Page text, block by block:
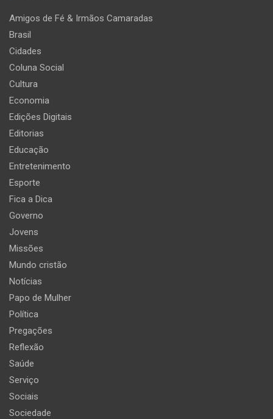
Amigos de Fé & Irmãos Camaradas
Brasil
Cidades
Coluna Social
Cultura
Economia
Edições Digitais
Editorias
Educação
Entretenimento
Esporte
Fica a Dica
Governo
Jovens
Missões
Mundo cristão
Notícias
Papo de Mulher
Política
Pregações
Reflexão
Saúde
Serviço
Sociais
Sociedade